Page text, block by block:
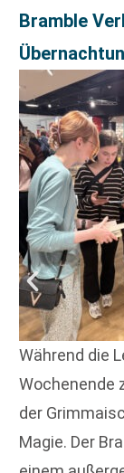
Bramble
Während die
Wochenende
der
Magie. Der